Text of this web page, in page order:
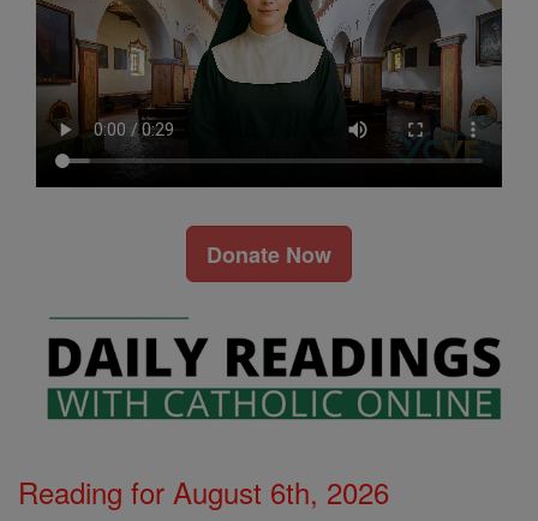
Donate Now
Reading for August 6th, 2026